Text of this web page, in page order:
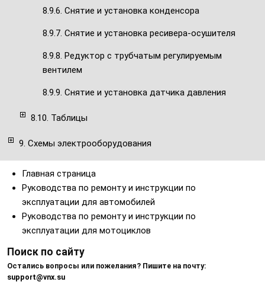
8.9.6. Снятие и установка конденсора
8.9.7. Снятие и установка ресивера-осушителя
8.9.8. Редуктор с трубчатым регулируемым
вентилем
8.9.9. Снятие и установка датчика давления
8.10. Таблицы
9. Схемы электрооборудования
Главная страница
Руководства по ремонту и инструкции по
эксплуатации для автомобилей
Руководства по ремонту и инструкции по
эксплуатации для мотоциклов
Поиск по сайту
Остались вопросы или пожелания? Пишите на почту:
support@vnx.su